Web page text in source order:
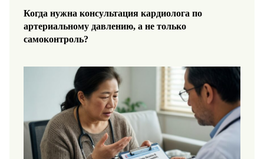
Когда нужна консультация кардиолога по
артериальному давлению, а не только
самоконтроль?